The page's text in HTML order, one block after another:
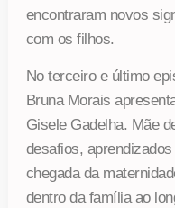
encontraram novos
com os filhos.
No terceiro e último
Bruna Morais
Gisele Gadelha. Mãe
desafios,
chegada da
dentro da família ao